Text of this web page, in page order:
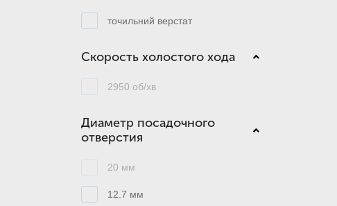
точильний верстат
Скорость холостого хода
2950 об/хв
Диаметр посадочного
отверстия
20 мм
12.7 мм